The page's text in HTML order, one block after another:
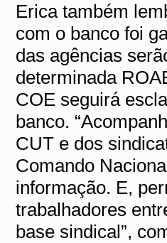
Erica também
com o banco foi
das agências
determinada
COE seguirá
banco.
CUT e dos
Comando
informação. E,
trabalhadores
base sindical”,